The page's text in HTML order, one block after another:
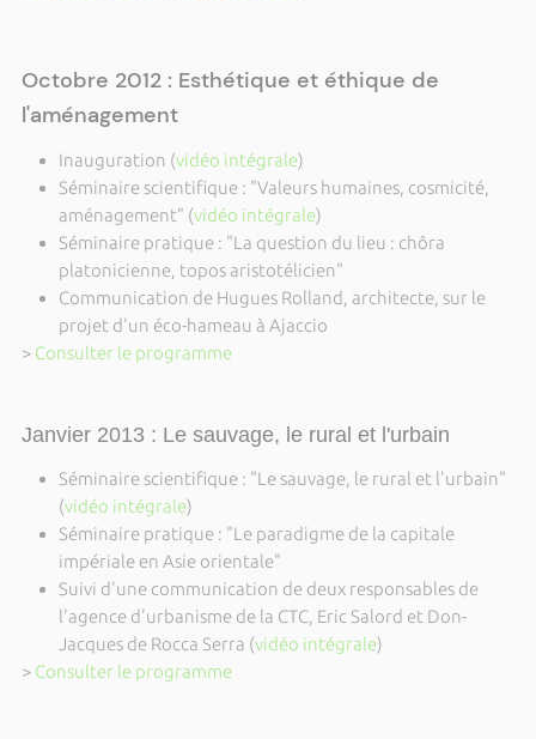
Octobre 2012 : Esthétique et éthique de
l'aménagement
Inauguration (vidéo intégrale)
Séminaire scientifique : "Valeurs humaines, cosmicité,
aménagement" (vidéo intégrale)
Séminaire pratique : "La question du lieu : chôra
platonicienne, topos aristotélicien"
Communication de Hugues Rolland, architecte, sur le
projet d'un éco-hameau à Ajaccio
> Consulter le programme
Janvier 2013 : Le sauvage, le rural et l'urbain
Séminaire scientifique : "Le sauvage, le rural et l'urbain"
(vidéo intégrale)
Séminaire pratique : "Le paradigme de la capitale
impériale en Asie orientale"
Suivi d'une communication de deux responsables de
l'agence d'urbanisme de la CTC, Eric Salord et Don-
Jacques de Rocca Serra (vidéo intégrale)
> Consulter le programme